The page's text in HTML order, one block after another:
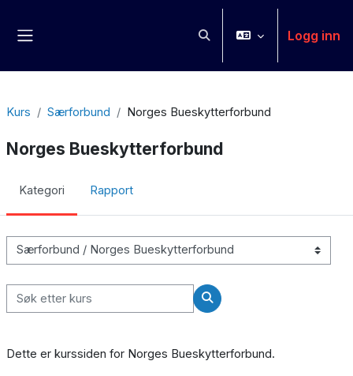
Veksle inndata for søkLogg inn
Kurs Særforbund Norges Bueskytterforbund
Norges Bueskytterforbund
Kategori Rapport
Kurskategorier
Søk etter kurs
Søk etter kurs
Dette er kurssiden for Norges Bueskytterforbund.